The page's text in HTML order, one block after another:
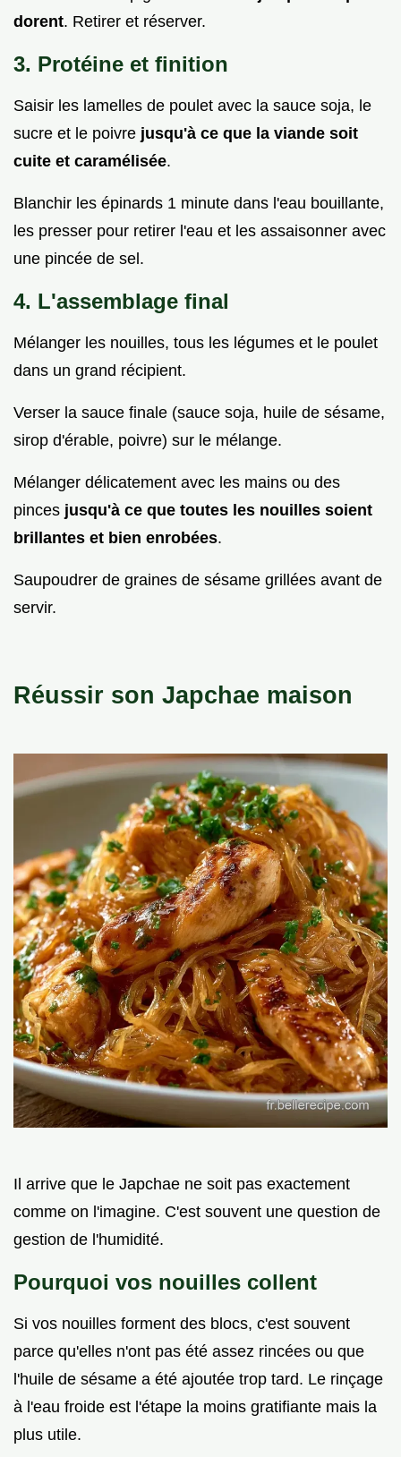
dorent. Retirer et réserver.
3. Protéine et finition
Saisir les lamelles de poulet avec la sauce soja, le
sucre et le poivre jusqu'à ce que la viande soit
cuite et caramélisée.
Blanchir les épinards 1 minute dans l'eau bouillante,
les presser pour retirer l'eau et les assaisonner avec
une pincée de sel.
4. L'assemblage final
Mélanger les nouilles, tous les légumes et le poulet
dans un grand récipient.
Verser la sauce finale (sauce soja, huile de sésame,
sirop d'érable, poivre) sur le mélange.
Mélanger délicatement avec les mains ou des
pinces jusqu'à ce que toutes les nouilles soient
brillantes et bien enrobées.
Saupoudrer de graines de sésame grillées avant de
servir.
Réussir son Japchae maison
Il arrive que le Japchae ne soit pas exactement
comme on l'imagine. C'est souvent une question de
gestion de l'humidité.
Pourquoi vos nouilles collent
Si vos nouilles forment des blocs, c'est souvent
parce qu'elles n'ont pas été assez rincées ou que
l'huile de sésame a été ajoutée trop tard. Le rinçage
à l'eau froide est l'étape la moins gratifiante mais la
plus utile.